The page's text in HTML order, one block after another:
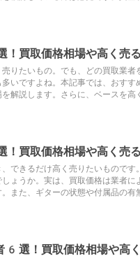
買取価格相場や高く売
りたいもの。でも、どの買取業者
いですよね。本記事では、おすす
解説します。さらに、ベースを
買取価格相場や高く売
できるだけ高く売りたいもので
ょうか。実は、買取価格は業者に
また、ギターの状態や付属品の有
6選！買取価格相場や高